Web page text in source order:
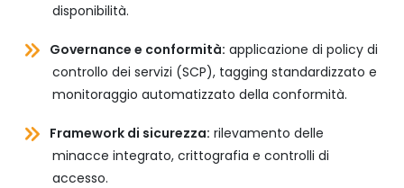
disponibilità.
Governance e conformità: applicazione di policy di
controllo dei servizi (SCP), tagging standardizzato e
monitoraggio automatizzato della conformità.
Framework di sicurezza: rilevamento delle
minacce integrato, crittografia e controlli di
accesso.